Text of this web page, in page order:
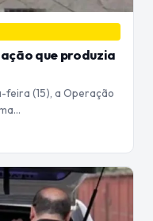
que produzia
feira (15), a Operação